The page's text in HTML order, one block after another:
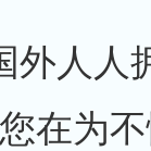
人拥
在为